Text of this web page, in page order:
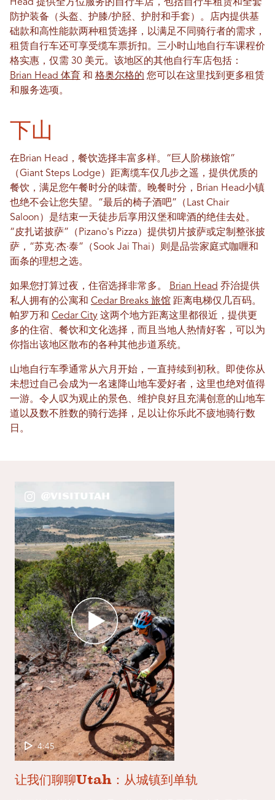
Head 提供全方位服务的自行车店，包括自行车租赁和全套
防护装备（头盔、护膝/护胫、护肘和手套）。店内提供基
础款和高性能款两种租赁选择，以满足不同骑行者的需求，
租赁自行车还可享受缆车票折扣。三小时山地自行车课程价
格实惠，仅需 30 美元。该地区的其他自行车店包括：
Brian Head 体育 和 格奥尔格的 您可以在这里找到更多租赁
和服务选项。
下山
在Brian Head，餐饮选择丰富多样。“巨人阶梯旅馆”
（Giant Steps Lodge）距离缆车仅几步之遥，提供优质的
餐饮，满足您午餐时分的味蕾。晚餐时分，Brian Head小镇
也绝不会让您失望。“最后的椅子酒吧”（Last Chair
Saloon）是结束一天徒步后享用汉堡和啤酒的绝佳去处。
“皮扎诺披萨”（Pizano's Pizza）提供切片披萨或定制整张披
萨，“苏克·杰·泰”（Sook Jai Thai）则是品尝家庭式咖喱和
面条的理想之选。
如果您打算过夜，住宿选择非常多。 Brian Head 乔治提供
私人拥有的公寓和 Cedar Breaks 旅馆 距离电梯仅几百码。
帕罗万和 Cedar City 这两个地方距离这里都很近，提供更
多的住宿、餐饮和文化选择，而且当地人热情好客，可以为
你指出该地区散布的各种其他步道系统。
山地自行车季通常从六月开始，一直持续到初秋。即使你从
未想过自己会成为一名速降山地车爱好者，这里也绝对值得
一游。令人叹为观止的景色、维护良好且充满创意的山地车
道以及数不胜数的骑行选择，足以让你乐此不疲地骑行数
日。
@VisitUtah
4:45
让我们聊聊Utah：从城镇到单轨